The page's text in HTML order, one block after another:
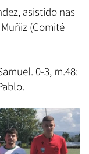
asistido nas
(Comité
0-3, m.48: